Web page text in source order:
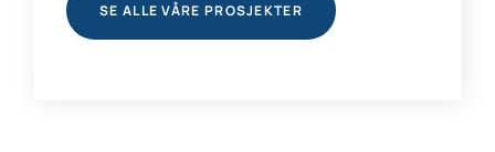
SE ALLE VÅRE PROSJEKTER